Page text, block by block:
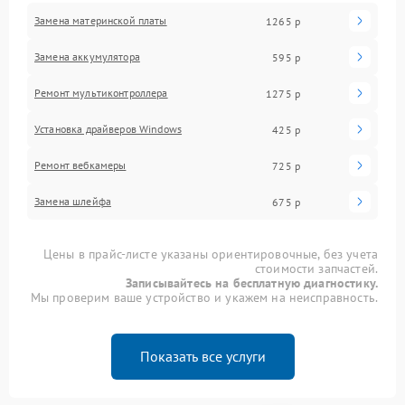
Замена материнской платы 1265 р
Замена аккумулятора 595 р
Ремонт мультиконтроллера 1275 р
Установка драйверов Windows 425 р
Ремонт вебкамеры 725 р
Замена шлейфа 675 р
Цены в прайс-листе указаны ориентировочные, без учета
стоимости запчастей.
Записывайтесь на бесплатную диагностику.
Мы проверим ваше устройство и укажем на неисправность.
Показать все услуги